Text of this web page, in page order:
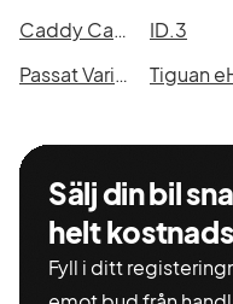
Caddy Cargo
ID.3
Passat Variant eHybrid
Sälj din bil
helt
Fyll i ditt